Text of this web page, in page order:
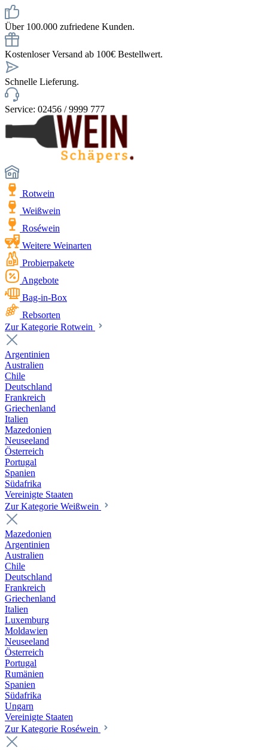
Über 100.000 zufriedene Kunden.
Kostenloser Versand ab 100€ Bestellwert.
Schnelle Lieferung.
Service: 02456 / 9999 777
Rotwein
Weißwein
Roséwein
Weitere Weinarten
Probierpakete
Angebote
Bag-in-Box
Rebsorten
Zur Kategorie Rotwein
Argentinien
Australien
Chile
Deutschland
Frankreich
Griechenland
Italien
Mazedonien
Neuseeland
Österreich
Portugal
Spanien
Südafrika
Vereinigte Staaten
Zur Kategorie Weißwein
Mazedonien
Argentinien
Australien
Chile
Deutschland
Frankreich
Griechenland
Italien
Luxemburg
Moldawien
Neuseeland
Österreich
Portugal
Rumänien
Spanien
Südafrika
Ungarn
Vereinigte Staaten
Zur Kategorie Roséwein